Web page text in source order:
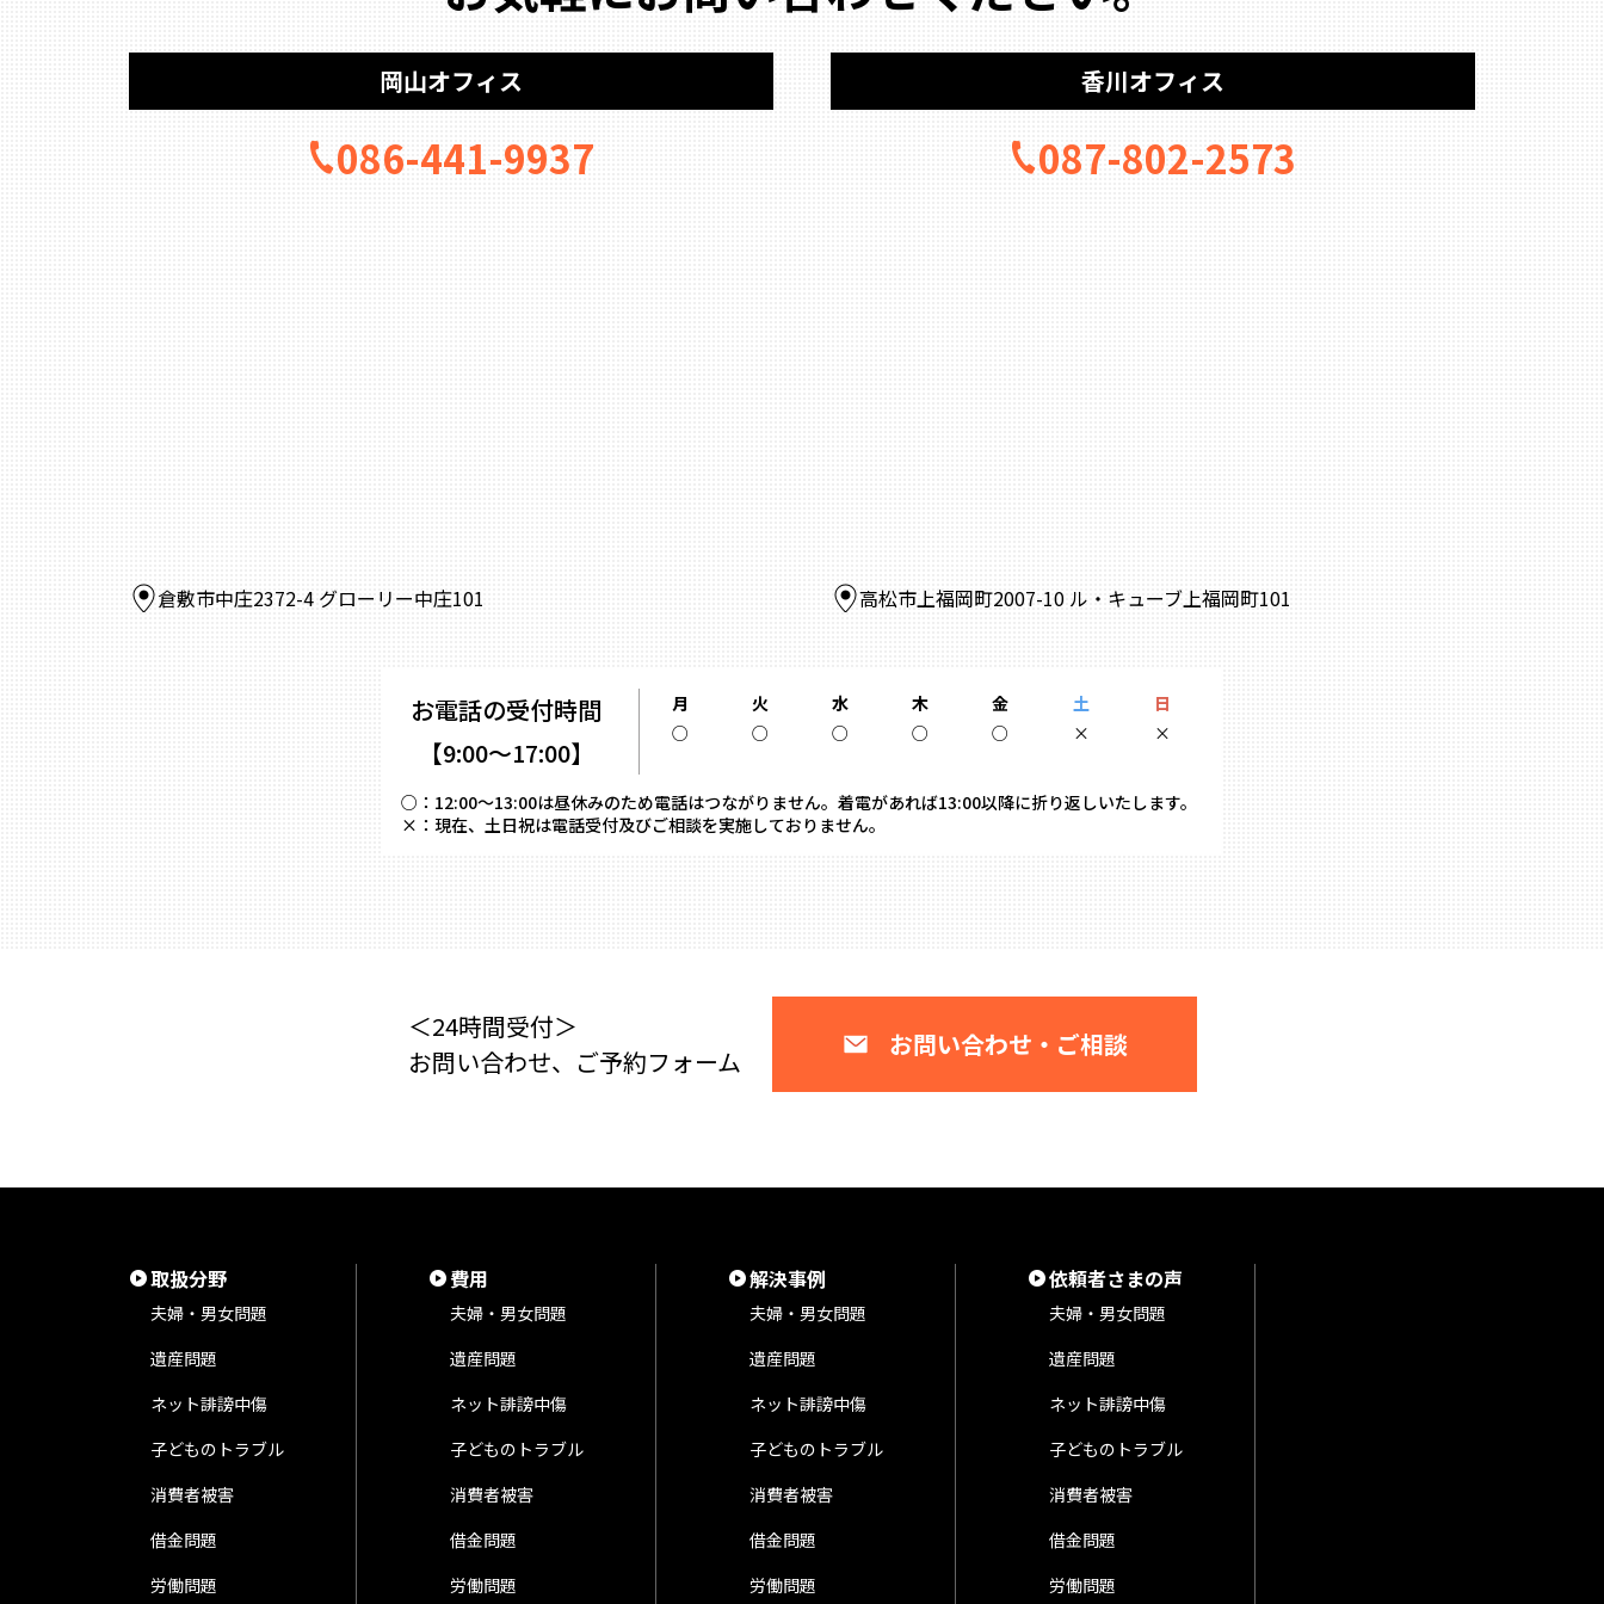
岡山オフィス
086-441-9937
倉敷市中庄2372-4 グローリー中庄101
香川オフィス
087-802-2573
高松市上福岡町2007-10 ル・キューブ上福岡町101
お電話の受付時間
【9:00～17:00】
月 火 水 木 金 土
日
○
○ ○ ○ ○ × ×
○： 12:00～13:00は昼休みのため電話はつながりません。着電があれば13:00以降に折り返しいたします。
×： 現在、土日祝は電話受付及びご相談を実施しておりません。
＜24時間受付＞
お問い合わせ、ご予約フォーム
お問い合わせ・ご相談
取扱分野
夫婦・男女問題
遺産問題
ネット誹謗中傷
子どものトラブル
消費者被害
借金問題
労働問題
費用
夫婦・男女問題
遺産問題
ネット誹謗中傷
子どものトラブル
消費者被害
借金問題
労働問題
解決事例
夫婦・男女問題
遺産問題
ネット誹謗中傷
子どものトラブル
消費者被害
借金問題
労働問題
依頼者さまの声
夫婦・男女問題
遺産問題
ネット誹謗中傷
子どものトラブル
消費者被害
借金問題
労働問題